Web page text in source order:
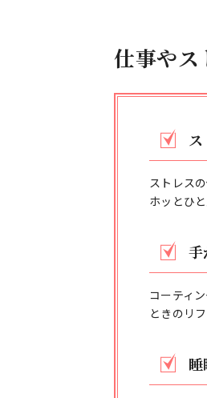
仕事やス
ストレス
ホッとひ
手
コーティ
ときのリ